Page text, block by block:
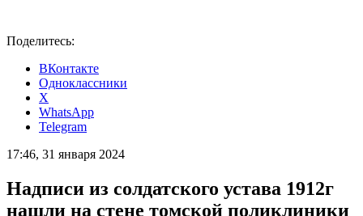
Поделитесь:
ВКонтакте
Одноклассники
X
WhatsApp
Telegram
17:46, 31 января 2024
Надписи из солдатского устава 1912г
нашли на стене томской поликлиники